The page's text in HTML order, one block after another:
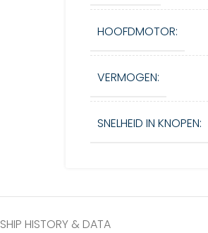
HOOFDMOTOR:
VERMOGEN:
SNELHEID IN KNOPEN:
SHIP HISTORY & DATA